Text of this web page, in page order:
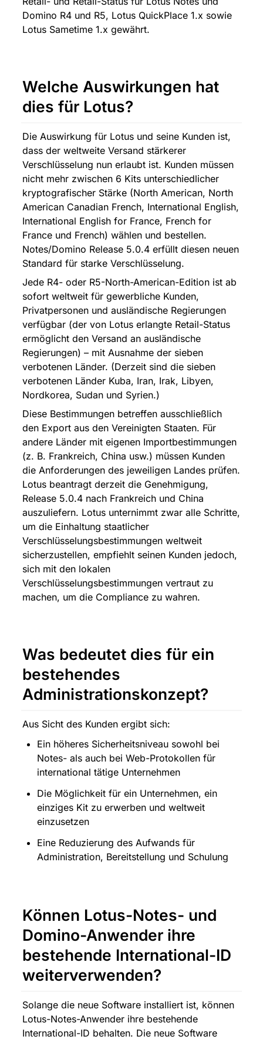
Domino R4 und R5, Lotus QuickPlace 1.x sowie
Lotus Sametime 1.x gewährt.
Welche Auswirkungen hat
dies für Lotus?
Die Auswirkung für Lotus und seine Kunden ist,
dass der weltweite Versand stärkerer
Verschlüsselung nun erlaubt ist. Kunden müssen
nicht mehr zwischen 6 Kits unterschiedlicher
kryptografischer Stärke (North American, North
American Canadian French, International English,
International English for France, French for
France und French) wählen und bestellen.
Notes/Domino Release 5.0.4 erfüllt diesen neuen
Standard für starke Verschlüsselung.
Jede R4- oder R5-North-American-Edition ist ab
sofort weltweit für gewerbliche Kunden,
Privatpersonen und ausländische Regierungen
verfügbar (der von Lotus erlangte Retail-Status
ermöglicht den Versand an ausländische
Regierungen) – mit Ausnahme der sieben
verbotenen Länder. (Derzeit sind die sieben
verbotenen Länder Kuba, Iran, Irak, Libyen,
Nordkorea, Sudan und Syrien.)
Diese Bestimmungen betreffen ausschließlich
den Export aus den Vereinigten Staaten. Für
andere Länder mit eigenen Importbestimmungen
(z. B. Frankreich, China usw.) müssen Kunden
die Anforderungen des jeweiligen Landes prüfen.
Lotus beantragt derzeit die Genehmigung,
Release 5.0.4 nach Frankreich und China
auszuliefern. Lotus unternimmt zwar alle Schritte,
um die Einhaltung staatlicher
Verschlüsselungsbestimmungen weltweit
sicherzustellen, empfiehlt seinen Kunden jedoch,
sich mit den lokalen
Verschlüsselungsbestimmungen vertraut zu
machen, um die Compliance zu wahren.
Was bedeutet dies für ein
bestehendes
Administrationskonzept?
Aus Sicht des Kunden ergibt sich:
Ein höheres Sicherheitsniveau sowohl bei
Notes- als auch bei Web-Protokollen für
international tätige Unternehmen
Die Möglichkeit für ein Unternehmen, ein
einziges Kit zu erwerben und weltweit
einzusetzen
Eine Reduzierung des Aufwands für
Administration, Bereitstellung und Schulung
Können Lotus-Notes- und
Domino-Anwender ihre
bestehende International-ID
weiterverwenden?
Solange die neue Software installiert ist, können
Lotus-Notes-Anwender ihre bestehende
International-ID behalten. Die neue Software